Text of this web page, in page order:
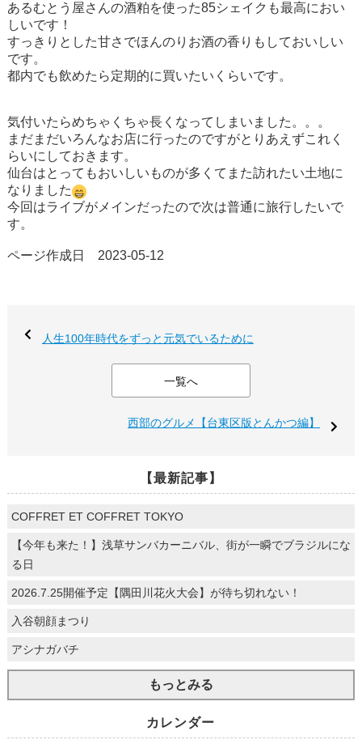
あるむとう屋さんの酒粕を使った85シェイクも最高におい
しいです！
すっきりとした甘さでほんのりお酒の香りもしておいしい
です。
都内でも飲めたら定期的に買いたいくらいです。
気付いたらめちゃくちゃ長くなってしまいました。。。
まだまだいろんなお店に行ったのですがとりあえずこれく
らいにしておきます。
仙台はとってもおいしいものが多くてまた訪れたい土地に
なりました
今回はライブがメインだったので次は普通に旅行したいで
す。
ページ作成日 2023-05-12
人生100年時代をずっと元気でいるために
一覧へ
西部のグルメ【台東区版とんかつ編】
【最新記事】
COFFRET ET COFFRET TOKYO
【今年も来た！】浅草サンバカーニバル、街が一瞬でブラジルにな
る日
2026.7.25開催予定【隅田川花火大会】が待ち切れない！
入谷朝顔まつり
アシナガバチ
もっとみる
カレンダー